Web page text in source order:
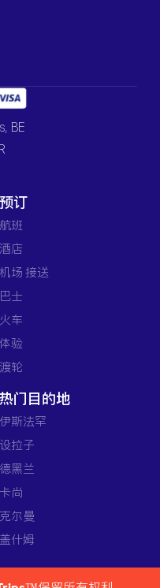
BE
预订
航班
酒店
机场 接送
巴士
火车
体验
渡轮
热门目的地
伊斯法罕
设拉子
德黑兰
卡尚
克尔曼
盖什姆